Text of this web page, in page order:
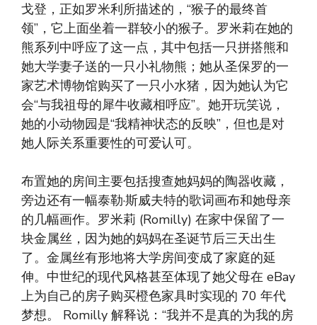
戈登，正如罗米利所描述的，“猴子的最终首
领”，它上面坐着一群较小的猴子。罗米莉在她的
熊系列中呼应了这一点，其中包括一只拼搭熊和
她大学妻子送的一只小礼物熊；她从圣保罗的一
家艺术博物馆购买了一只小水猪，因为她认为它
会“与我祖母的犀牛收藏相呼应”。她开玩笑说，
她的小动物园是“我精神状态的反映”，但也是对
她人际关系重要性的可爱认可。
布置她的房间主要包括搜查她妈妈的陶器收藏，
旁边还有一幅泰勒·斯威夫特的歌词画布和她母亲
的几幅画作。罗米莉 (Romilly) 在家中保留了一
块金属丝，因为她的妈妈在圣诞节后三天出生
了。金属丝有形地将大学房间变成了家庭的延
伸。中世纪的现代风格甚至体现了她父母在 eBay
上为自己的房子购买橙色家具时实现的 70 年代
梦想。 Romilly 解释说：“我并不是真的为我的房